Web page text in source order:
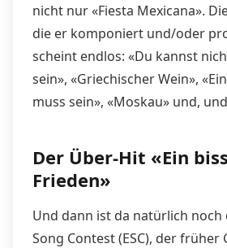
nicht nur «Fiesta Mexicana».
die er komponiert und/oder
scheint endlos: «Du kannst
sein», «Griechischer Wein»,
muss sein», «Moskau» und,
Der Über-Hit «Ein
Frieden»
Und dann ist da natürlich noch
Song Contest (ESC), der früher